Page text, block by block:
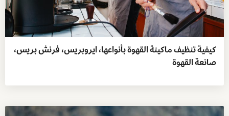
كيفية تنظيف ماكينة القهوة بأنواعها، ايروبريس، فرنش بريس،
صانعة القهوة